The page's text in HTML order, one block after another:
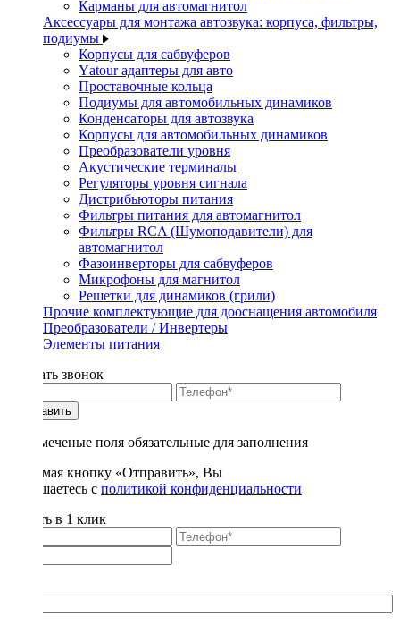
Карманы для автомагнитол
Аксессуары для монтажа автозвука: корпуса, фильтры,
подиумы
Корпусы для сабвуферов
Yаtour адаптеры для авто
Проставочные кольца
Подиумы для автомобильных динамиков
Конденсаторы для автозвука
Корпусы для автомобильных динамиков
Преобразователи уровня
Акустические терминалы
Регуляторы уровня сигнала
Дистрибьюторы питания
Фильтры питания для автомагнитол
Фильтры RCA (Шумоподавители) для
автомагнитол
Фазоинверторы для сабвуферов
Микрофоны для магнитол
Решетки для динамиков (грили)
Прочие комплектующие для дооснащения автомобиля
Преобразователи / Инвертеры
Элементы питания
Заказать звонок
Отправить
* - отмеченые поля обязательные для заполнения
Нажимая кнопку «Отправить», Вы
соглашаетесь с политикой конфиденциальности
Купить в 1 клик